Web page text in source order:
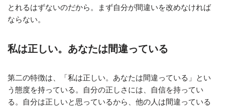
とれるはずないのだから。まず自分が間違いを改めなければ
ならない。
私は正しい。あなたは間違っている
第二の特徴は、「私は正しい。あなたは間違っている」とい
う態度を持っている。自分の正しさには、自信を持ってい
る。自分は正しいと思っているから、他の人は間違っている